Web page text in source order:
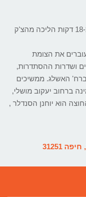
מרחק נסיעה של כ-6 דקות מהצ'ק פוסט, כ-18 דקות הליכה מהצ'ק
עוברים את הצומת
ושדרות ההסתדרות,
ימינה ברח' האשלג. ממשיכים
ברחוב יעקוב מושלי,
הוא יוחנן הסנדלר ,